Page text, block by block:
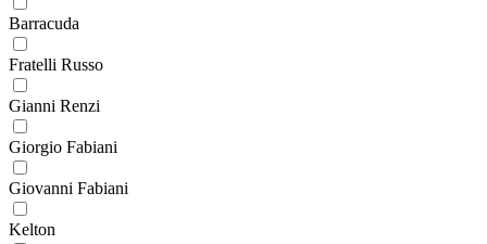
Barracuda
Fratelli Russo
Gianni Renzi
Giorgio Fabiani
Giovanni Fabiani
Kelton